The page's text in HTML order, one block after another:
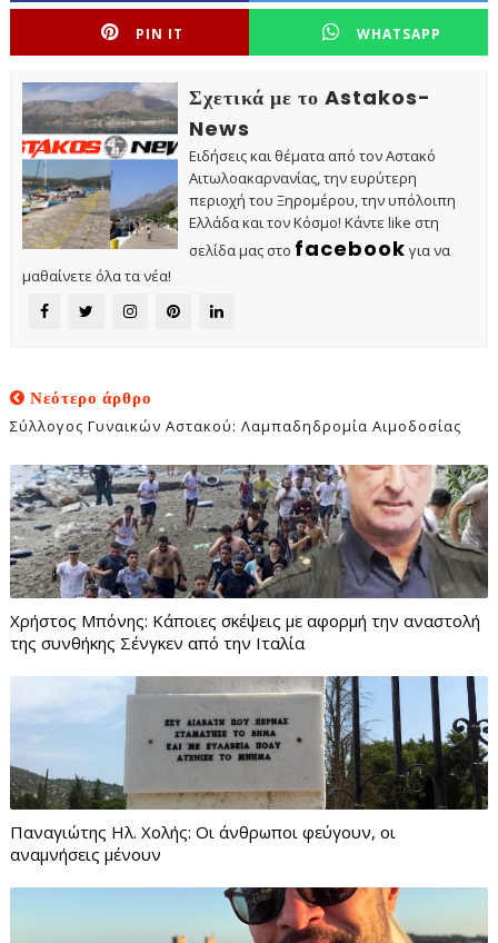
PIN IT WHATSAPP
Σχετικά με το Astakos-
News
Ειδήσεις και θέματα από τον Αστακό
Αιτωλοακαρνανίας, την ευρύτερη
περιοχή του Ξηρομέρου, την υπόλοιπη
Ελλάδα και τον Κόσμο! Κάντε like στη
σελίδα μας στο facebook για να
μαθαίνετε όλα τα νέα!
Νεότερο άρθρο
Σύλλογος Γυναικών Αστακού: Λαμπαδηδρομία Αιμοδοσίας
Χρήστος Μπόνης: Κάποιες σκέψεις με αφορμή την αναστολή
της συνθήκης Σένγκεν από την Ιταλία
Παναγιώτης Ηλ. Χολής: Οι άνθρωποι φεύγουν, οι
αναμνήσεις μένουν